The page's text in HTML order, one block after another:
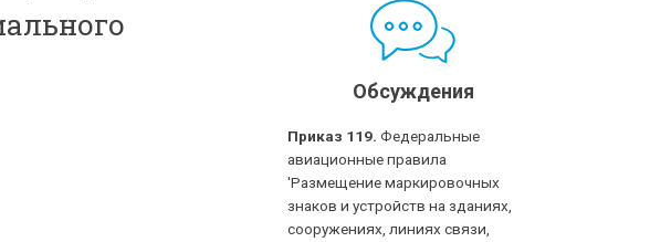
Обсуждения
Приказ 119. Федеральные
авиационные правила
'Размещение маркировочных
знаков и устройств на зданиях,
сооружениях, линиях связи,